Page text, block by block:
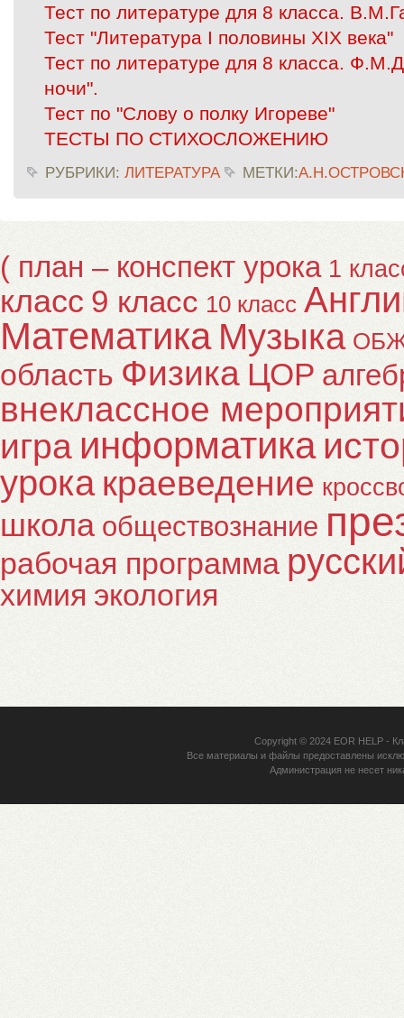
Тест по литературе для 8 класса.
Тест "Литература I половины XIX века"
Тест по литературе для 8 класса.
ночи".
Тест по "Слову о полку Игореве"
ТЕСТЫ ПО СТИХОСЛОЖЕНИЮ
РУБРИКИ: ЛИТЕРАТУРА МЕТКИ:
( план – конспект урока 1
класс 9 класс 10 класс
Математика Музыка
область Физика ЦОР
внеклассное
игра информатика
урока краеведение
школа обществознание
рабочая программа
химия экология
Copyright © 2024 EOR HELP-
Все материалы и файлы предоставлены
Администрация не несет